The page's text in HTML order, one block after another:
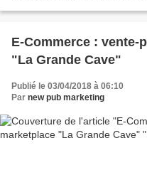
E-Commerce : vente-
"La Grande Cave"
Publié le 03/04/2018 à 06:10
Par new pub marketing